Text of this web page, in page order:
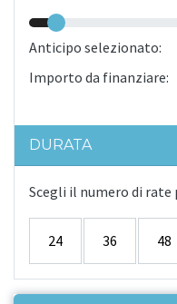
Anticipo selezionato:
Importo da finanziare:
DURATA
Scegli il numero di
24 36 48